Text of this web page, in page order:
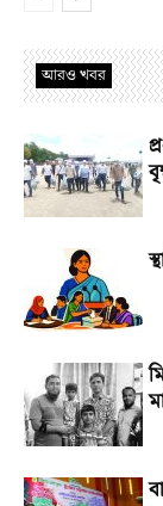
আরও খবর